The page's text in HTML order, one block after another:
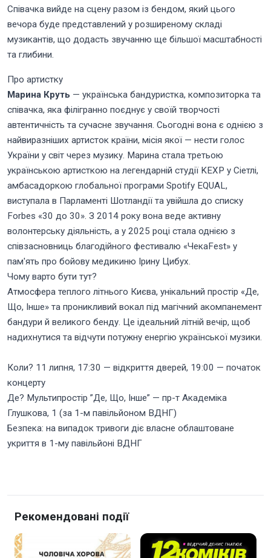
Співачка вийде на сцену разом із бендом, який цього
вечора буде представлений у розширеному складі
музикантів, що додасть звучанню ще більшої масштабності
та глибини.
Про артистку
Марина Круть — українська бандуристка, композиторка та
співачка, яка філігранно поєднує у своїй творчості
автентичність та сучасне звучання. Сьогодні вона є однією з
найвиразніших артисток країни, місія якої — нести голос
України у світ через музику. Марина стала третьою
українською артисткою на легендарній студії KEXP у Сіетлі,
амбасадоркою глобальної програми Spotify EQUAL,
виступала в Парламенті Шотландії та увійшла до списку
Forbes «30 до 30». З 2014 року вона веде активну
волонтерську діяльність, а у 2025 році стала однією з
співзасновниць благодійного фестивалю «ЧекаFest» у
пам'ять про бойову медикиню Ірину Цибух.
Чому варто бути тут?
Атмосфера теплого літнього Києва, унікальний простір «Де,
Що, Інше» та проникливий вокал під магічний акомпанемент
бандури й великого бенду. Це ідеальний літній вечір, щоб
надихнутися та відчути потужну енергію української музики.
Коли? 11 липня, 17:30 — відкриття дверей, 19:00 — початок
концерту
Де? Мультипростір ”Де, Що, Інше” — пр-т Академіка
Глушкова, 1 (за 1-м павільйоном ВДНГ)
Безпека: на випадок тривоги діє власне облаштоване
укриття в 1-му павільйоні ВДНГ
Рекомендовані події